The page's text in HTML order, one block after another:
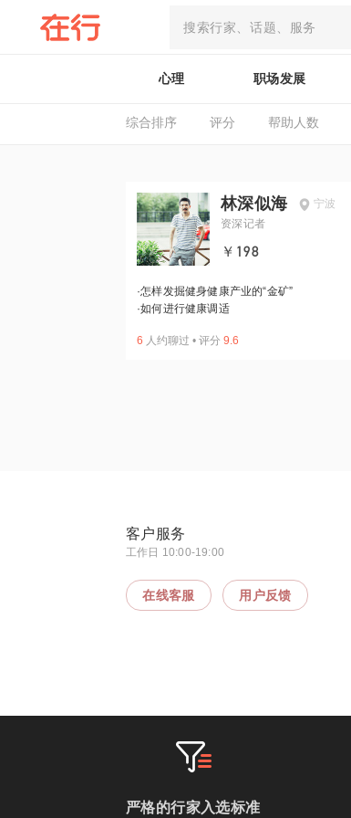
心理 职场发展
综合排序 评分 帮助人数
林深似海
宁波
资深记者
￥198
·怎样发掘健身健康产业的“金矿”
·如何进行健康调适
6 人约聊过 • 评分 9.6
客户服务
工作日 10:00-19:00
在线客服 用户反馈
严格的行家入选标准